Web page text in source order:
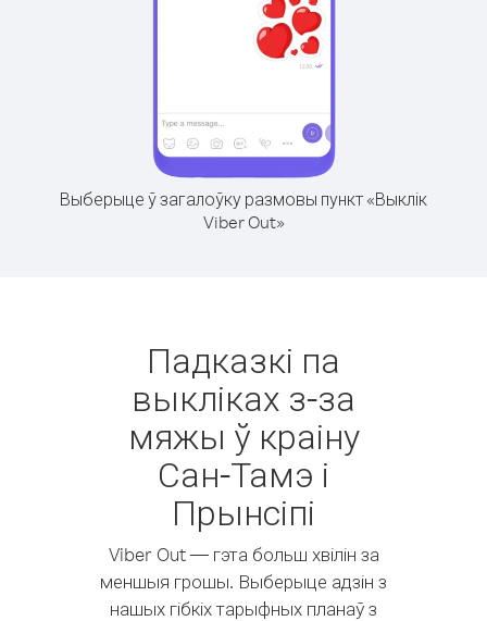
Выберыце ў загалоўку размовы пункт «Выклік
Viber Out»
Падказкі па
выкліках з-за
мяжы ў краіну
Сан-Тамэ і
Прынсіпі
Viber Out — гэта больш хвілін за
меншыя грошы. Выберыце адзін з
нашых гібкіх тарыфных планаў з